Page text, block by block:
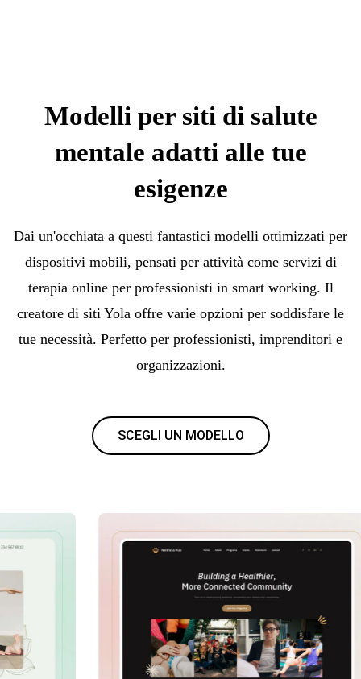
Modelli per siti di salute
mentale adatti alle tue
esigenze
Dai un'occhiata a questi fantastici modelli ottimizzati per
dispositivi mobili, pensati per attività come servizi di
terapia online per professionisti in smart working. Il
creatore di siti Yola offre varie opzioni per soddisfare le
tue necessità. Perfetto per professionisti, imprenditori e
organizzazioni.
SCEGLI UN MODELLO